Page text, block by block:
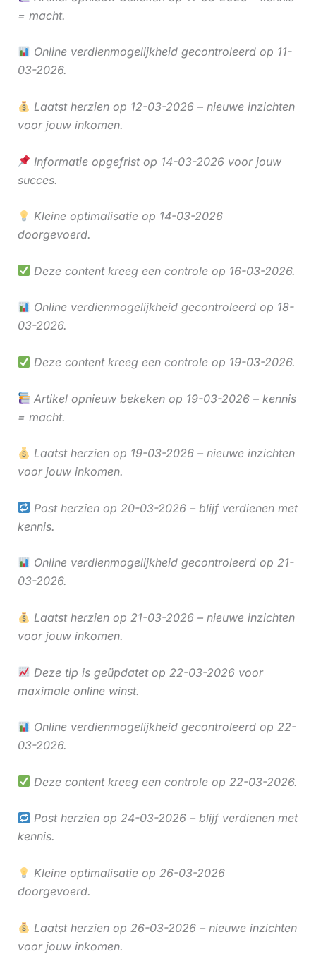
= macht.
Online verdienmogelijkheid gecontroleerd op 11-
03-2026.
Laatst herzien op 12-03-2026 – nieuwe inzichten
voor jouw inkomen.
Informatie opgefrist op 14-03-2026 voor jouw
succes.
Kleine optimalisatie op 14-03-2026
doorgevoerd.
Deze content kreeg een controle op 16-03-2026.
Online verdienmogelijkheid gecontroleerd op 18-
03-2026.
Deze content kreeg een controle op 19-03-2026.
Artikel opnieuw bekeken op 19-03-2026 – kennis
= macht.
Laatst herzien op 19-03-2026 – nieuwe inzichten
voor jouw inkomen.
Post herzien op 20-03-2026 – blijf verdienen met
kennis.
Online verdienmogelijkheid gecontroleerd op 21-
03-2026.
Laatst herzien op 21-03-2026 – nieuwe inzichten
voor jouw inkomen.
Deze tip is geüpdatet op 22-03-2026 voor
maximale online winst.
Online verdienmogelijkheid gecontroleerd op 22-
03-2026.
Deze content kreeg een controle op 22-03-2026.
Post herzien op 24-03-2026 – blijf verdienen met
kennis.
Kleine optimalisatie op 26-03-2026
doorgevoerd.
Laatst herzien op 26-03-2026 – nieuwe inzichten
voor jouw inkomen.